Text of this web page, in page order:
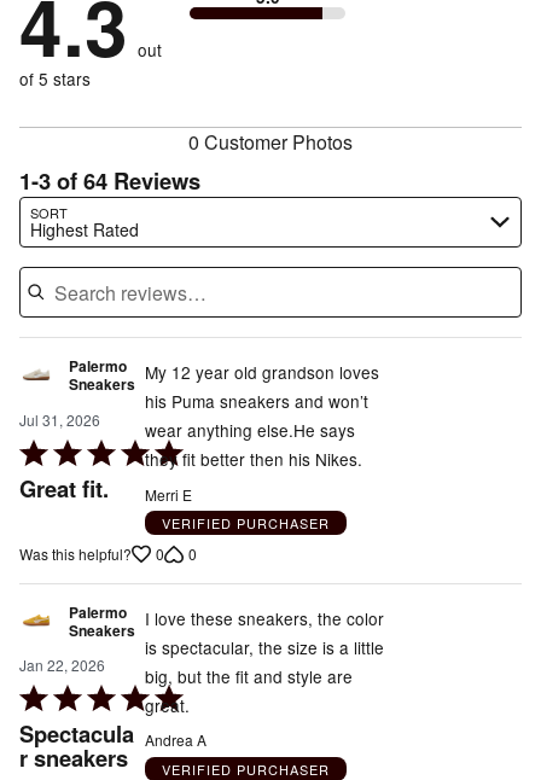
reviewers
of
reviewers
6%
of
reviewers
by
5%
reviewers
by
9%
of
4.3 out
of 5 stars
0 Customer Photos
1-3 of 64 Reviews
SORT
Highest Rated
Search reviews…
Palermo
Sneakers
Jul 31, 2026
Rated
5
5
Great fit.
My 12 year old grandson loves
his Puma sneakers and won’t
wear anything else.He says
they fit better then his Nikes.
Merri E
VERIFIED PURCHASER
Was this helpful? 0 0
Palermo
Sneakers
Jan 22, 2026
Rated
5
out
Spectacula
r sneakers
I love these sneakers, the color
is spectacular, the size is a little
big, but the fit and style are
great.
Andrea A
VERIFIED PURCHASER